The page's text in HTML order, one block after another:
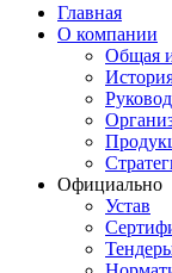
Главная
О компании
Общая
Официально
Устав